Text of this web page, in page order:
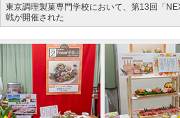
東京調理製菓専門学校において、第13回「
戦が開催された